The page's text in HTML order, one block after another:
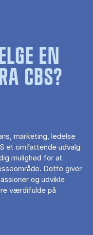
EN
CBS?
marketing, ledelse
et omfattende udvalg
mulighed for at
Dette giver
og udvikle
værdifulde på